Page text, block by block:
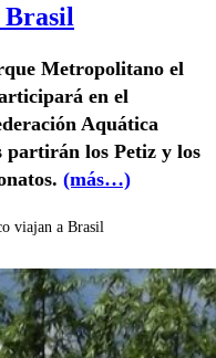
Brasil
Metropolitano el
en el
Aquática
partirán los Petiz y los
(más…)
viajan a Brasil